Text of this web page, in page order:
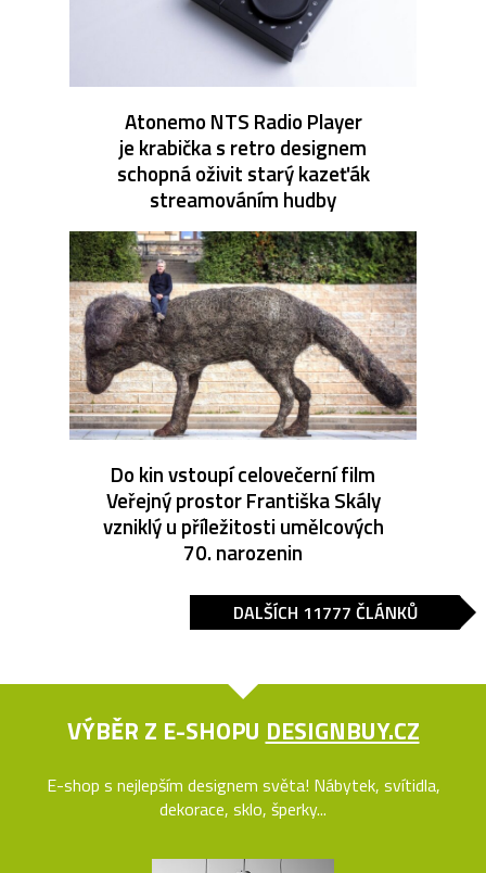
Atonemo NTS Radio Player
je krabička s retro designem
schopná oživit starý kazeťák
streamováním hudby
Do kin vstoupí celovečerní film
Veřejný prostor Františka Skály
vzniklý u příležitosti umělcových
70. narozenin
DALŠÍCH 11777 ČLÁNKŮ
VÝBĚR Z E-SHOPU DESIGNBUY.CZ
E-shop s nejlepším designem světa! Nábytek, svítidla,
dekorace, sklo, šperky...